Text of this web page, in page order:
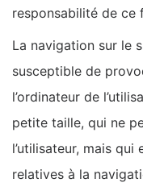
responsabilité de ce
La navigation sur le
susceptible de
l’ordinateur de
petite taille, qui ne
l’utilisateur, mais
relatives à la